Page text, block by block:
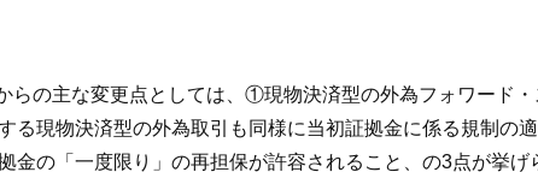
の主な変更点としては、①現物決済型の外為フォワード
る現物決済型の外為取引も同様に当初証拠金に係る規制の
金の「一度限り」の再担保が許容されること、の3点が挙げ